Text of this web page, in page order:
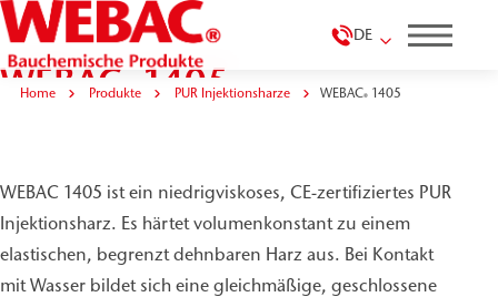
DE
Home Produkte PUR Injektionsharze WEBAC®1405
WEBAC®1405
WEBAC 1405 ist ein niedrigviskoses, CE-zertifiziertes PUR
Injektionsharz. Es härtet volumenkonstant zu einem
elastischen, begrenzt dehnbaren Harz aus. Bei Kontakt
mit Wasser bildet sich eine gleichmäßige, geschlossene